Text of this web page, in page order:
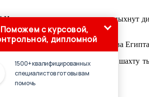
Но и в наши дни нет-нет да и вспыхнут
он принадлежит.
и экономического устройства
годы, ни без спуска в шахту
Поможем с курсовой,
дипломной
1500+ квалифицированных
специалистов готовы вам
помочь